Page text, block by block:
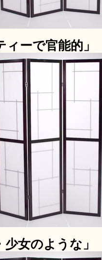
ーで官能的」
女のような」